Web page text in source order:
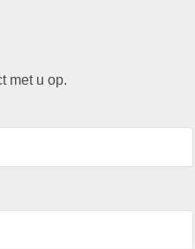
met u op.